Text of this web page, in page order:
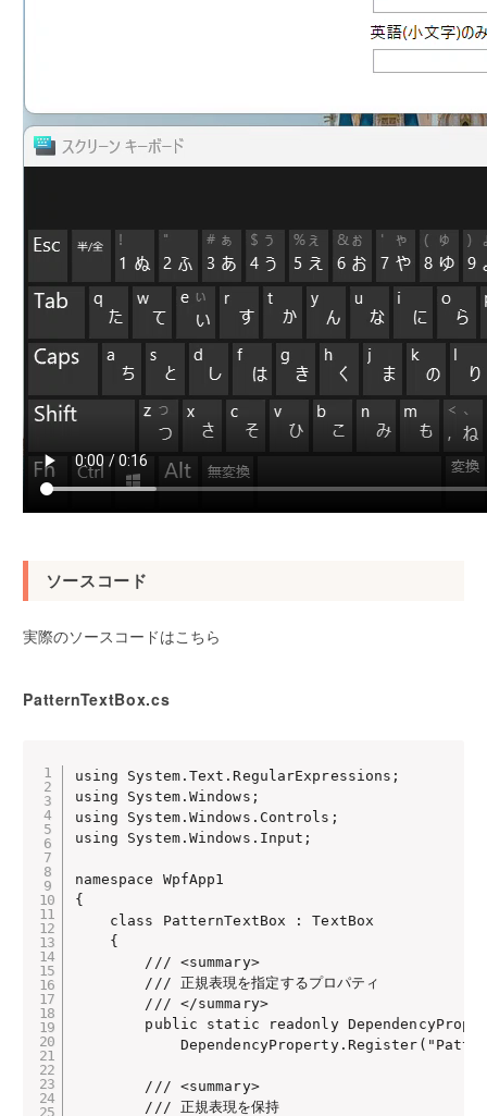
ソースコード
実際のソースコードはこちら
PatternTextBox.cs
using System.Text.RegularExpressions;
using System.Windows;
using System.Windows.Controls;
using System.Windows.Input;
namespace WpfApp1
{
    class PatternTextBox : TextBox
    {
        /// <summary>
        /// 正規表現を指定するプロパティ
        /// </summary>
public static readonly
        /// <summary>
        /// 正規表現を保持